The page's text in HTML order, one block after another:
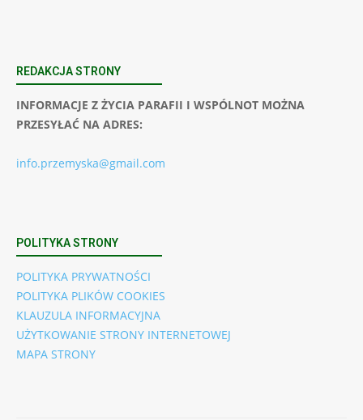
REDAKCJA STRONY
INFORMACJE Z ŻYCIA PARAFII I WSPÓLNOT MOŻNA
PRZESYŁAĆ NA ADRES:
info.przemyska@gmail.com
POLITYKA STRONY
POLITYKA PRYWATNOŚCI
POLITYKA PLIKÓW COOKIES
KLAUZULA INFORMACYJNA
UŻYTKOWANIE STRONY INTERNETOWEJ
MAPA STRONY